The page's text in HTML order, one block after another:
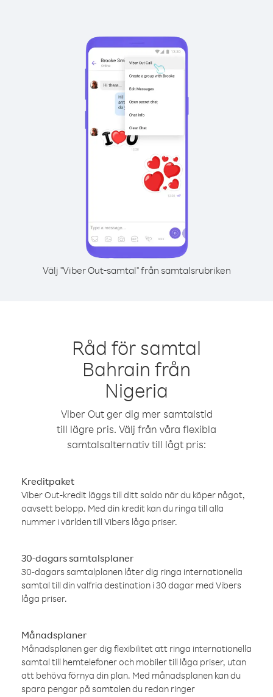
Välj "Viber Out-samtal" från samtalsrubriken
Råd för samtal
Bahrain från
Nigeria
Viber Out ger dig mer samtalstid
till lägre pris. Välj från våra flexibla
samtalsalternativ till lågt pris:
Kreditpaket
Viber Out-kredit läggs till ditt saldo när du köper något,
oavsett belopp. Med din kredit kan du ringa till alla
nummer i världen till Vibers låga priser.
30-dagars samtalsplaner
30-dagars samtalplanen låter dig ringa internationella
samtal till din valfria destination i 30 dagar med Vibers
låga priser.
Månadsplaner
Månadsplanen ger dig flexibilitet att ringa internationella
samtal till hemtelefoner och mobiler till låga priser, utan
att behöva förnya din plan. Med månadsplanen kan du
spara pengar på samtalen du redan ringer